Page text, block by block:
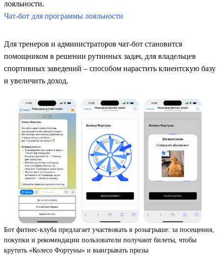
лояльности.
Чат-бот для программы лояльности
Для тренеров и администраторов чат-бот становится
помощником в решении рутинных задач, для владельцев
спортивных заведений – способом нарастить клиентскую базу
и увеличить доход.
Бот фитнес-клуба предлагает участвовать в розыгрыше: за посещения,
покупки и рекомендации пользователи получают билеты, чтобы
крутить «Колесо Фортуны» и выигрывать призы